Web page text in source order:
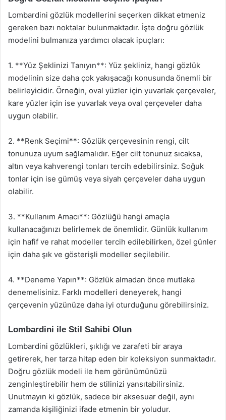
Lombardini gözlük modellerini seçerken dikkat etmeniz
gereken bazı noktalar bulunmaktadır. İşte doğru gözlük
modelini bulmanıza yardımcı olacak ipuçları:
1. **Yüz Şeklinizi Tanıyın**: Yüz şekliniz, hangi gözlük
modelinin size daha çok yakışacağı konusunda önemli bir
belirleyicidir. Örneğin, oval yüzler için yuvarlak çerçeveler,
kare yüzler için ise yuvarlak veya oval çerçeveler daha
uygun olabilir.
2. **Renk Seçimi**: Gözlük çerçevesinin rengi, cilt
tonunuza uyum sağlamalıdır. Eğer cilt tonunuz sıcaksa,
altın veya kahverengi tonları tercih edebilirsiniz. Soğuk
tonlar için ise gümüş veya siyah çerçeveler daha uygun
olabilir.
3. **Kullanım Amacı**: Gözlüğü hangi amaçla
kullanacağınızı belirlemek de önemlidir. Günlük kullanım
için hafif ve rahat modeller tercih edilebilirken, özel günler
için daha şık ve gösterişli modeller seçilebilir.
4. **Deneme Yapın**: Gözlük almadan önce mutlaka
denemelisiniz. Farklı modelleri deneyerek, hangi
çerçevenin yüzünüze daha iyi oturduğunu görebilirsiniz.
Lombardini ile Stil Sahibi Olun
Lombardini gözlükleri, şıklığı ve zarafeti bir araya
getirerek, her tarza hitap eden bir koleksiyon sunmaktadır.
Doğru gözlük modeli ile hem görünümünüzü
zenginleştirebilir hem de stilinizi yansıtabilirsiniz.
Unutmayın ki gözlük, sadece bir aksesuar değil, aynı
zamanda kişiliğinizi ifade etmenin bir yoludur.